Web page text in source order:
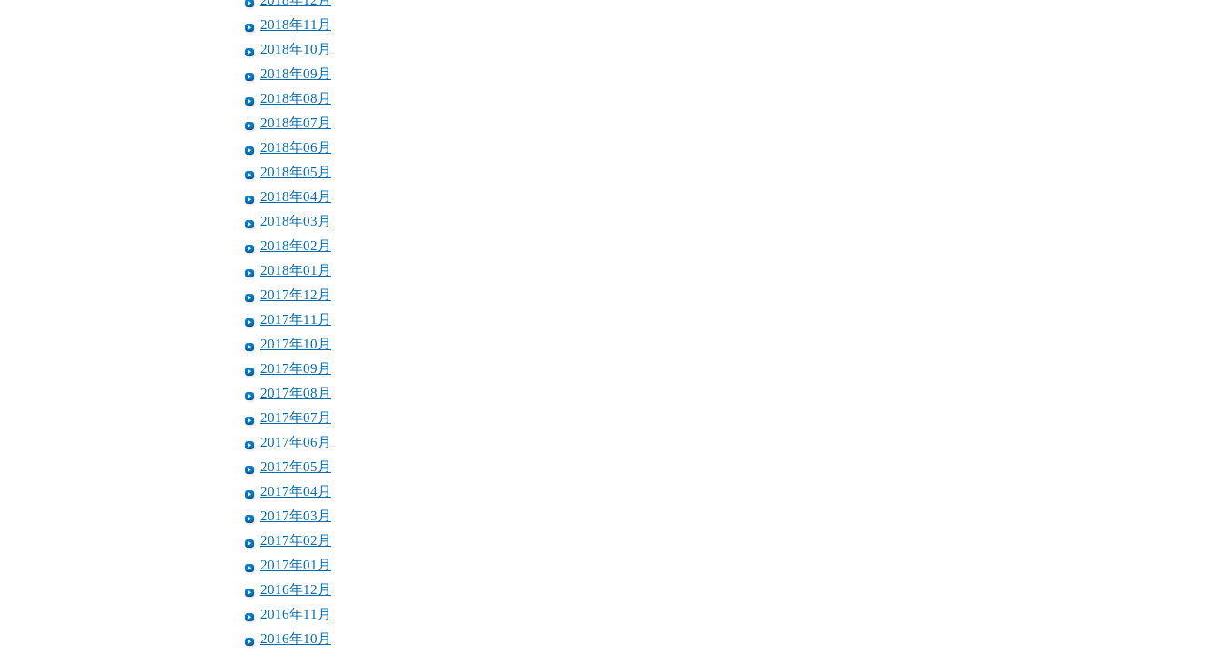
2018年11月
2018年10月
2018年09月
2018年08月
2018年07月
2018年06月
2018年05月
2018年04月
2018年03月
2018年02月
2018年01月
2017年12月
2017年11月
2017年10月
2017年09月
2017年08月
2017年07月
2017年06月
2017年05月
2017年04月
2017年03月
2017年02月
2017年01月
2016年12月
2016年11月
2016年10月